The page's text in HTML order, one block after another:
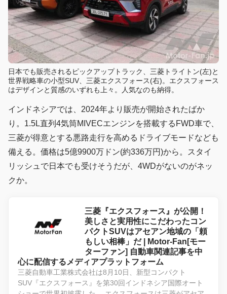
日本でも販売されるピックアップトラック、三菱トライトン(左)と
世界戦略車の小型SUV、三菱エクスフォース(右)。エクスフォース
はデザインと質感のいずれも上々。人気なのも納得。
インドネシアでは、2024年より販売が開始されたばか
り。1.5L直列4気筒MIVECエンジンを搭載するFWD車で、
三菱が得意とする悪路走行を高めるドライブモードなども
備える。価格は5億9900万ドン(約336万円)から。スタイ
リッシュで日本でも受けそうだが、4WDがないのがネッ
クか。
三菱『エクスフォース』が公開！
美しさと実用性にこだわったコン
パクトSUVはアセアン地域の「頼
もしい相棒」だ | Motor-Fan[モー
ターファン] 自動車関連記事を中
心に配信するメディアプラットフォーム
三菱自動車工業株式会社は8月10日、新型コンパクト
SUV『エクスフォース』を第30回インドネシア国際オート